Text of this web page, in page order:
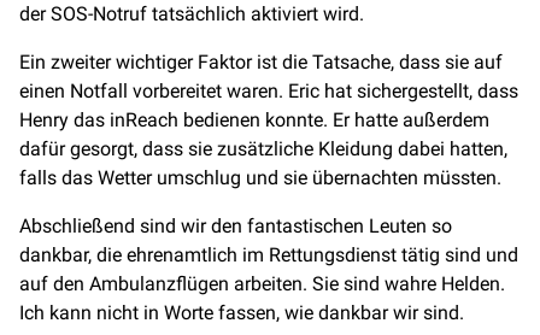
der SOS-Notruf tatsächlich aktiviert wird.
Ein zweiter wichtiger Faktor ist die Tatsache, dass sie auf
einen Notfall vorbereitet waren. Eric hat sichergestellt, dass
Henry das inReach bedienen konnte. Er hatte außerdem
dafür gesorgt, dass sie zusätzliche Kleidung dabei hatten,
falls das Wetter umschlug und sie übernachten müssten.
Abschließend sind wir den fantastischen Leuten so
dankbar, die ehrenamtlich im Rettungsdienst tätig sind und
auf den Ambulanzflügen arbeiten. Sie sind wahre Helden.
Ich kann nicht in Worte fassen, wie dankbar wir sind.